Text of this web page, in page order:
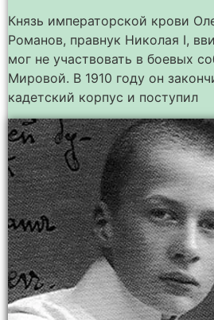
Князь императорской крови
Романов, правнук Николая I,
мог не участвовать в боевых
Мировой. В 1910 году он
кадетский корпус и поступил